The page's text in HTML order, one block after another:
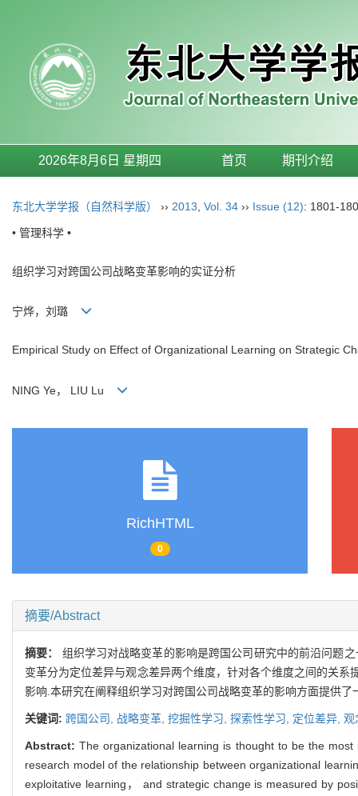
2026年8月6日 星期四 首页 期刊介绍
东北大学学报（自然科学版） ›› 2013 Vol. 34 ›› Issue (12): 1801-
• 管理科学 •
组织学习对跨国公司战略变革影响的实证分析
宁烨，刘璐
Empirical Study on Effect of Organizational Learning on Strategic
NING Ye， LIU Lu
RichHTML
0
摘要/Abstract
摘要： 组织学习对战略变革的影响是跨国公司研究中的前沿问题
变革分为定位差异与观念差异两个维度，针对各个维度之间的关
影响.本研究在阐释组织学习对跨国公司战略变革的影响方面提供了
关键词: 跨国公司, 战略变革, 挖掘性学习, 探索性学习, 定位差异, 观
Abstract:The organizational learning is thought to be the
research model of the relationship between organizational
exploitative learning， and strategic change is measured by